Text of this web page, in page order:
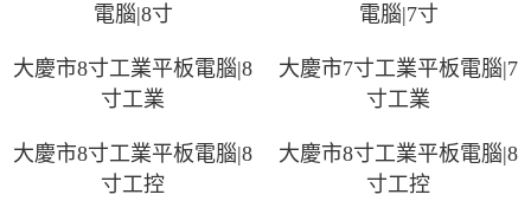
電腦|8寸
電腦|7寸
大慶市8寸工業平板電腦|8
寸工業
大慶市7寸工業平板電腦|7
寸工業
大慶市8寸工業平板電腦|8
寸工控
大慶市8寸工業平板電腦|8
寸工控